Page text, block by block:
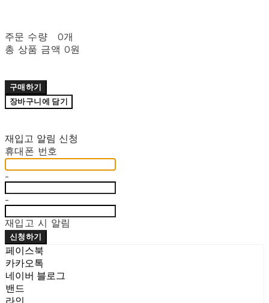
주문 수량
0개
총 상품 금액 0원
구매하기
장바구니에 담기
재입고 알림 신청
휴대폰 번호
-
-
재입고 시 알림
신청하기
페이스북
카카오톡
네이버 블로그
밴드
라인